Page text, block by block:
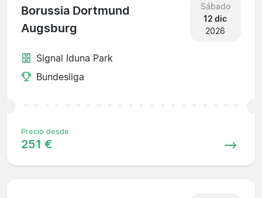
Borussia Dortmund
Augsburg
Sábado
12 dic
2026
Signal Iduna Park
Bundesliga
Precio desde
251 €